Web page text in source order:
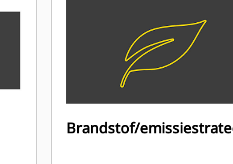
Brandstof/